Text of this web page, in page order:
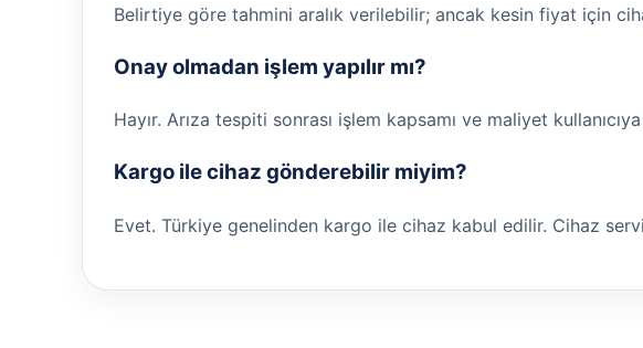
Belirtiye göre tahmini aralık verilebilir; ancak kesin fiyat için
Onay olmadan işlem yapılır mı?
Hayır. Arıza tespiti sonrası işlem kapsamı ve maliyet
Kargo ile cihaz gönderebilir miyim?
Evet. Türkiye genelinden kargo ile cihaz kabul edilir. Cihaz